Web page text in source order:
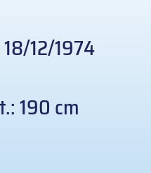
18/12/1974
190 cm